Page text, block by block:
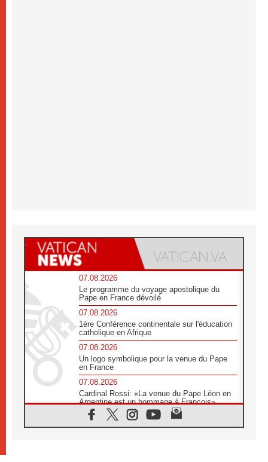
07.08.2026
Le programme du voyage apostolique du
Pape en France dévoilé
07.08.2026
1ère Conférence continentale sur l'éducation
catholique en Afrique
07.08.2026
Un logo symbolique pour la venue du Pape
en France
07.08.2026
Cardinal Rossi: «La venue du Pape Léon en
Argentine est un hommage à François»
07.08.2026
Hiroshima et Nagasaki, 81 ans après,